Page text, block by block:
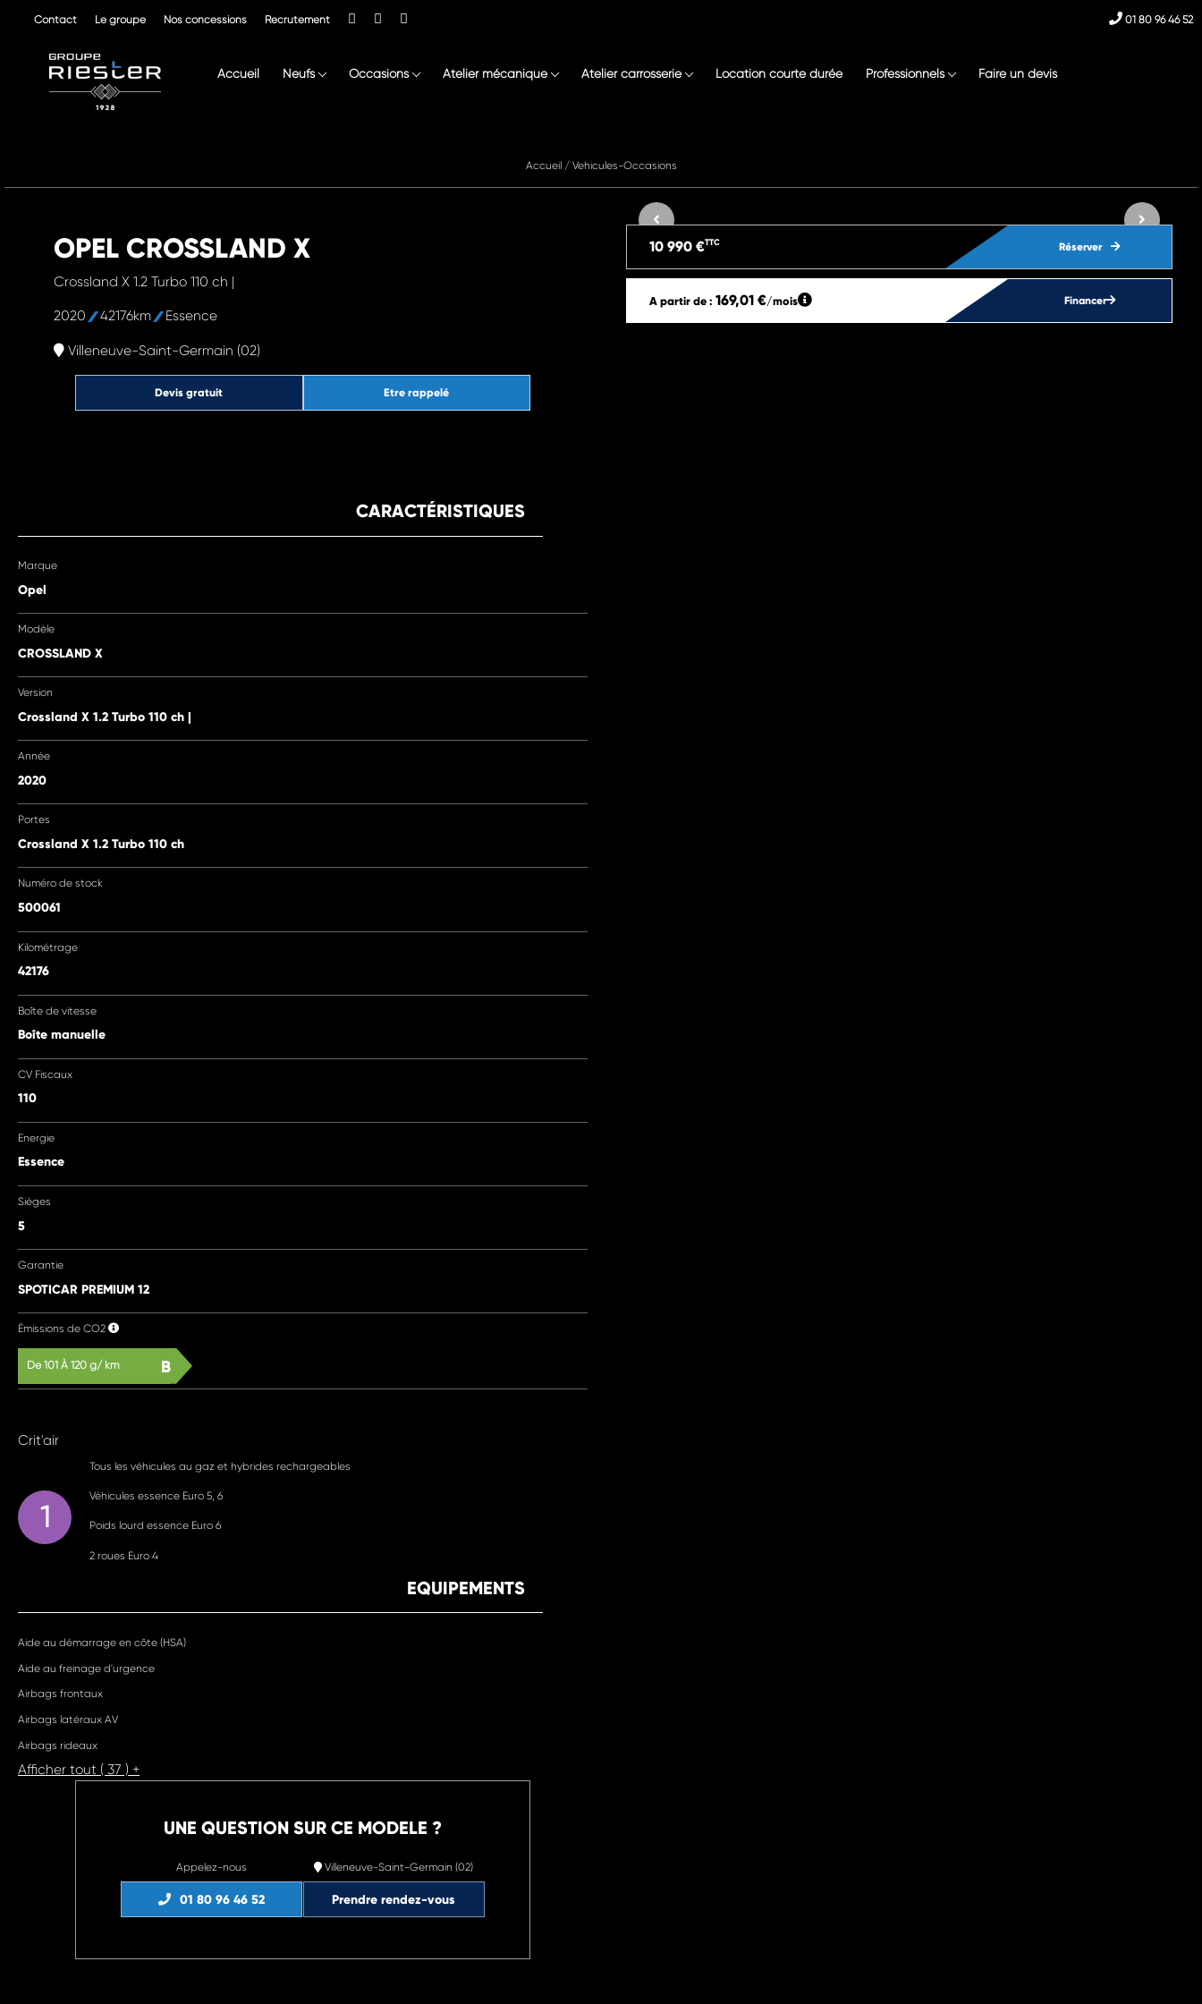
Contact Le groupe Nos concessions Recrutement 01 80 96 46 52
Accueil Neufs Occasions Atelier mécanique Atelier carrosserie Location courte durée Professionnels Faire un devis
Accueil/ Vehicules-Occasions
Réserver
10 990 €TTC
Financer
A partir de : 169,01 €/mois
OPEL CROSSLAND X
Crossland X 1.2 Turbo 110 ch |
2020 42176km Essence
Villeneuve-Saint-Germain (02)
Etre rappelé
Devis gratuit
CARACTÉRISTIQUES
Marque
Opel
Modèle
CROSSLAND X
Version
Crossland X 1.2 Turbo 110 ch |
Année
2020
Portes
Crossland X 1.2 Turbo 110 ch
Numéro de stock
500061
Kilométrage
42176
Boîte de vitesse
Boîte manuelle
CV Fiscaux
110
Energie
Essence
Sièges
5
Garantie
SPOTICAR PREMIUM 12
Émissions de CO2
De 101 À 120 g/ km B
Crit'air
1
Tous les véhicules au gaz et hybrides rechargeables
Véhicules essence Euro 5, 6
Poids lourd essence Euro 6
2 roues Euro 4
EQUIPEMENTS
Aide au démarrage en côte (HSA)
Aide au freinage d'urgence
Airbags frontaux
Airbags latéraux AV
Airbags rideaux
Afficher tout ( 37 ) +
UNE QUESTION SUR CE MODELE ?
Appelez-nous
01 80 96 46 52
Villeneuve-Saint-Germain (02)
Prendre rendez-vous